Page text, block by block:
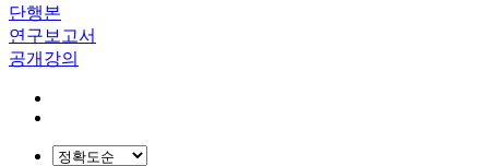
단행본
연구보고서
공개강의